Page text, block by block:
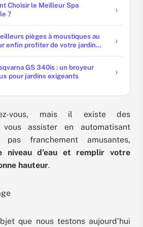
Choisir le Meilleur Spa
?
pièges à moustiques au
enfin profiter de votre jardin
GS 340is : un broyeur
pour jardins exigeants
vous, mais il existe des
vous assister en automatisant
franchement amusantes,
niveau d’eau et remplir votre
hauteur.
que nous testons aujourd’hui